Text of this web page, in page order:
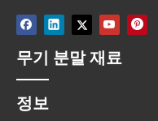
무기 분말 재료
정보